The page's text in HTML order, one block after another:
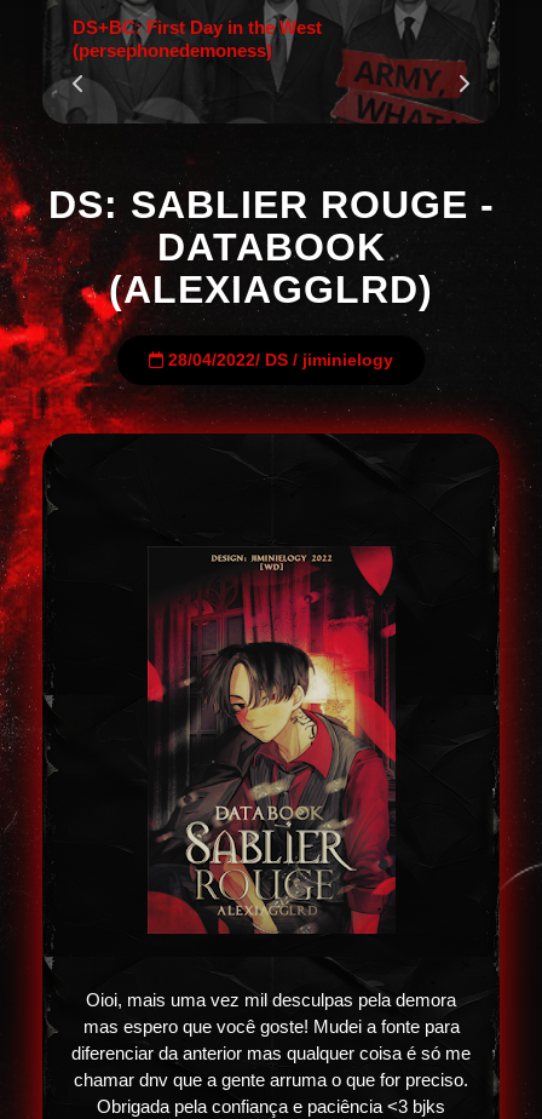
DS+BC: First Day in the West
(persephonedemoness)
DS: SABLIER ROUGE -
DATABOOK
(ALEXIAGGLRD)
28/04/2022/ DS / jiminielogy
Oioi, mais uma vez mil desculpas pela demora
mas espero que você goste! Mudei a fonte para
diferenciar da anterior mas qualquer coisa é só me
chamar dnv que a gente arruma o que for preciso.
Obrigada pela confiança e paciência <3 bjks